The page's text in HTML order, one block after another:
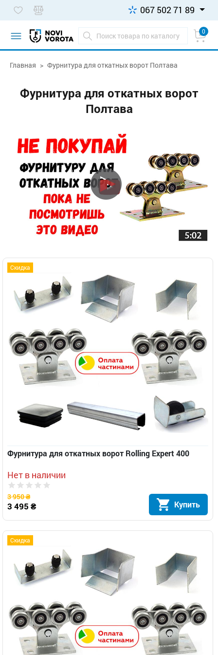
067 502 71 89
0
Главная Фурнитура для откатных ворот Полтава
Фурнитура для откатных ворот
Полтава
Скидка
Фурнитура для откатных ворот Rolling Expert 400
Нет в наличии
3 950 ₴
3 495 ₴ Купить
Скидка